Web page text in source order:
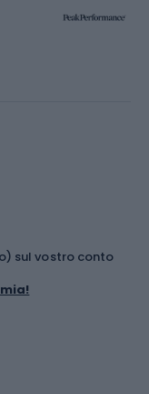
sul vostro conto